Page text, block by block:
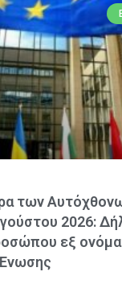
των
2026:
εξ